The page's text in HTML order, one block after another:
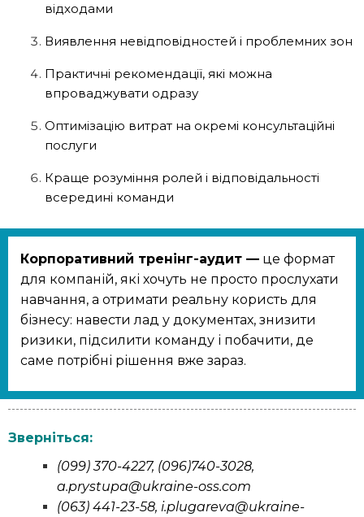
відходами
Виявлення невідповідностей і проблемних зон
Практичні рекомендації, які можна
впроваджувати одразу
Оптимізацію витрат на окремі консультаційні
послуги
Краще розуміння ролей і відповідальності
всередині команди
Корпоративний тренінг-аудит — це формат
для компаній, які хочуть не просто прослухати
навчання, а отримати реальну користь для
бізнесу: навести лад у документах, знизити
ризики, підсилити команду і побачити, де
саме потрібні рішення вже зараз.
Зверніться:
(099) 370-4227, (096)740-3028,
a.prystupa@ukraine-oss.com
(063) 441-23-58, i.plugareva@ukraine-